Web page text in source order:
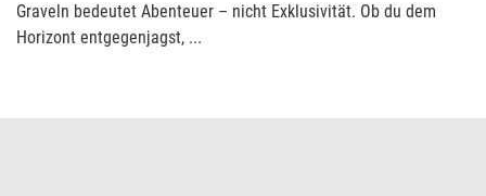
Graveln bedeutet Abenteuer – nicht Exklusivität. Ob du dem
Horizont entgegenjagst, ...